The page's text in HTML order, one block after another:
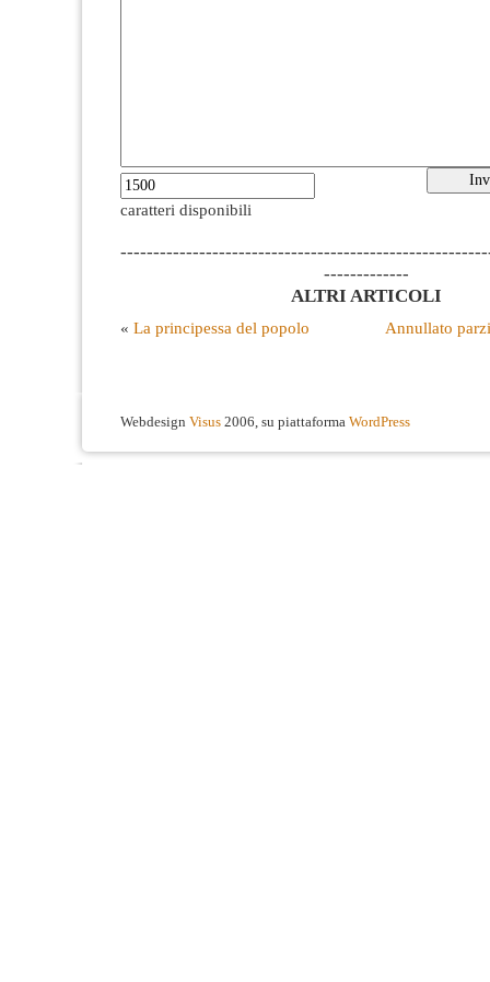
caratteri disponibili
-------------
ALTRI ARTICOLI
« La principessa del popolo Annullato
Webdesign Visus 2006, su piattaforma WordPress